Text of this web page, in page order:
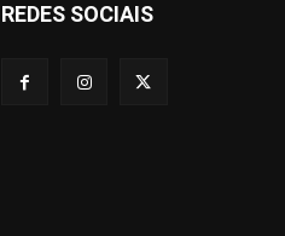
REDES SOCIAIS